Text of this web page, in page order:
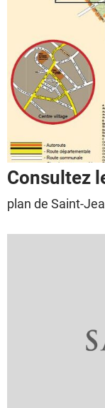
Consultez
plan de Saint-